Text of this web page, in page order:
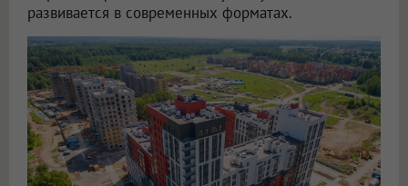
развивается в современных форматах.